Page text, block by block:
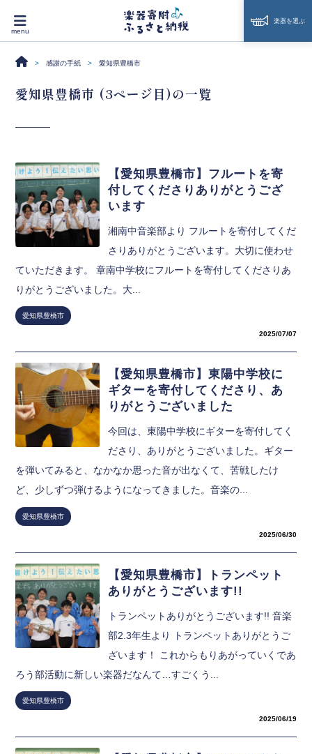
楽器を選ぶ
感謝の手紙 愛知県豊橋市
愛知県豊橋市 (3ページ目)の一覧
【愛知県豊橋市】フルートを寄
付してくださりありがとうござ
います
湘南中音楽部より フルートを寄付してくだ
さりありがとうございます。大切に使わせ
ていただきます。 章南中学校にフルートを寄付してくださりあ
りがとうございました。大...
愛知県豊橋市
2025/07/07
【愛知県豊橋市】東陽中学校に
ギターを寄付してくださり、あ
りがとうございました
今回は、東陽中学校にギターを寄付してく
ださり、ありがとうございました。ギター
を弾いてみると、なかなか思った音が出なくて、苦戦したけ
ど、少しずつ弾けるようになってきました。音楽の...
愛知県豊橋市
2025/06/30
【愛知県豊橋市】トランペット
ありがとうございます!!
トランペットありがとうございます!! 音楽
部2.3年生より トランペットありがとうご
ざいます！ これからもりあがっていくであ
ろう部活動に新しい楽器だなんて…すごくう...
愛知県豊橋市
2025/06/19